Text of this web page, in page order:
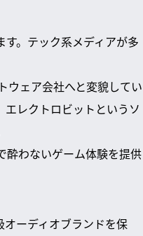
。テック系メディアが多
ウェア会社へと変貌してい
レクトロビットというソ
酔わないゲーム体験を提供
ーディオブランドを保